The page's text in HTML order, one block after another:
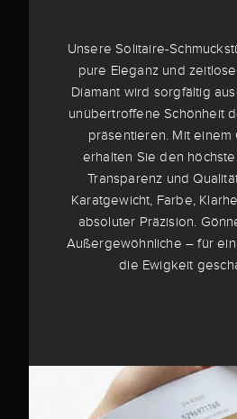
Unsere Solitaire-
pure Eleganz und
Diamant wird sorgfältig
unübertroffene Schönheit
präsentieren. Mit einem
erhalten Sie den
Transparenz und
Karatgewicht, Farbe,
absoluter Präzision.
Außergewöhnliche – für
die Ewigkeit